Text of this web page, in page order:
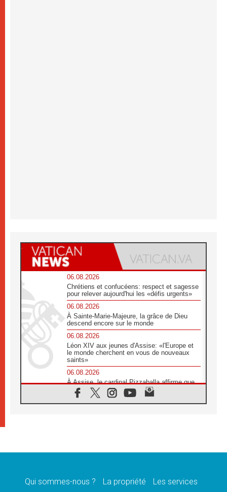
06.08.2026
Chrétiens et confucéens: respect et sagesse
pour relever aujourd'hui les «défis urgents»
06.08.2026
À Sainte-Marie-Majeure, la grâce de Dieu
descend encore sur le monde
06.08.2026
Léon XIV aux jeunes d'Assise: «l'Europe et
le monde cherchent en vous de nouveaux
saints»
06.08.2026
À Assise, le cardinal Pizzaballa affirme que
«les chrétiens veulent la paix»
06.08.2026
message de paix et de dignité humaine»
Qui sommes-nous ? La propriété Les services